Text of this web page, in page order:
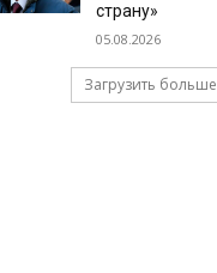
страну»
05.08.2026
Загрузить больше